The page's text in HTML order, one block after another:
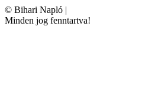
© Bihari Napló |
Minden jog fenntartva!